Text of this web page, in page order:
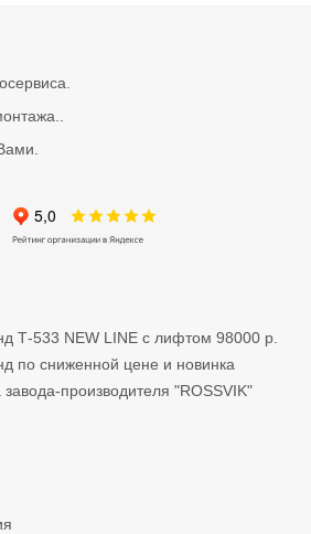
Т-533 NEW LINE с лифтом 98000 р.
по сниженной цене и новинка
производителя "ROSSVIK"